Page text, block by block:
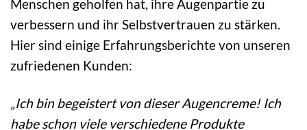
Menschen geholfen hat, ihre Augenpartie zu
verbessern und ihr Selbstvertrauen zu stärken.
Hier sind einige Erfahrungsberichte von unseren
zufriedenen Kunden:
„Ich bin begeistert von dieser Augencreme! Ich
habe schon viele verschiedene Produkte